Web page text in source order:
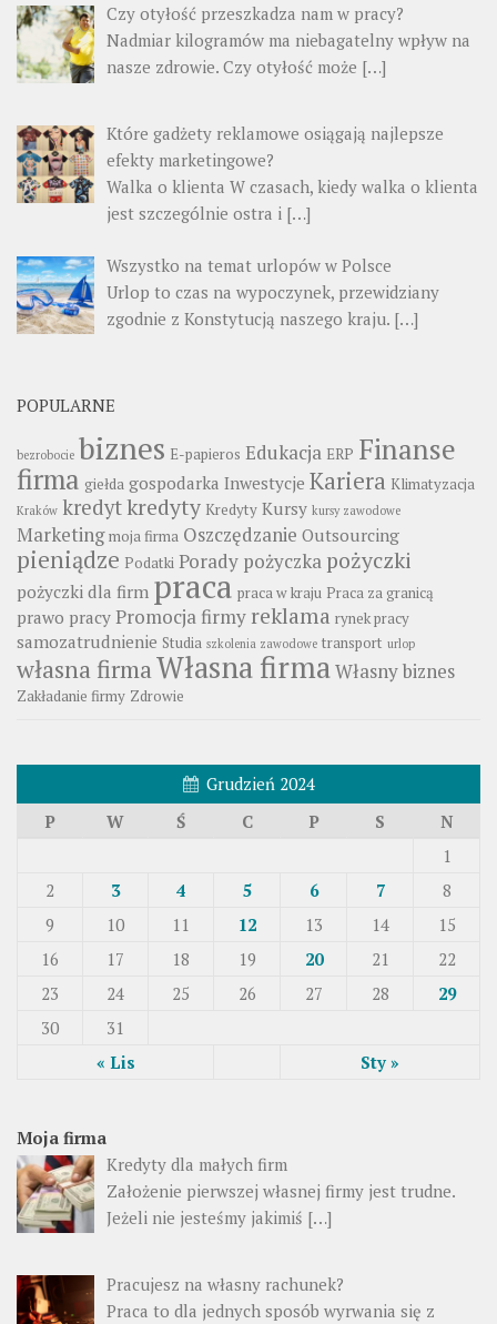
Czy otyłość przeszkadza nam w pracy?
Nadmiar kilogramów ma niebagatelny wpływ na
nasze zdrowie. Czy otyłość może […]
Które gadżety reklamowe osiągają najlepsze
efekty marketingowe?
Walka o klienta W czasach, kiedy walka o klienta
jest szczególnie ostra i […]
Wszystko na temat urlopów w Polsce
Urlop to czas na wypoczynek, przewidziany
zgodnie z Konstytucją naszego kraju. […]
POPULARNE
bezrobocie biznes E-papieros Edukacja ERP Finanse
firma giełda gospodarka Inwestycje Kariera Klimatyzacja
Kraków kredytkredyty Kredyty Kursy kursy zawodowe
Marketing moja firma Oszczędzanie Outsourcing
pieniądze Podatki Porady pożyczka pożyczki
pożyczki dla firm praca praca w kraju Praca za granicą
prawo pracy Promocja firmy reklama rynek pracy
samozatrudnienie Studia szkolenia zawodowe transport urlop
własna firma Własna firmaWłasny biznes
Zakładanie firmy Zdrowie
Grudzień 2024
P
W Ś C P S N
« Lis Sty »
1
2
3 4 5 6 7
8
9
10 11 12 13 14
15
16
17 18 19 20 21
22
23
24 25 26 27 28
29
30
31
Moja firma
Kredyty dla małych firm
Założenie pierwszej własnej firmy jest trudne.
Jeżeli nie jesteśmy jakimiś […]
Pracujesz na własny rachunek?
Praca to dla jednych sposób wyrwania się z